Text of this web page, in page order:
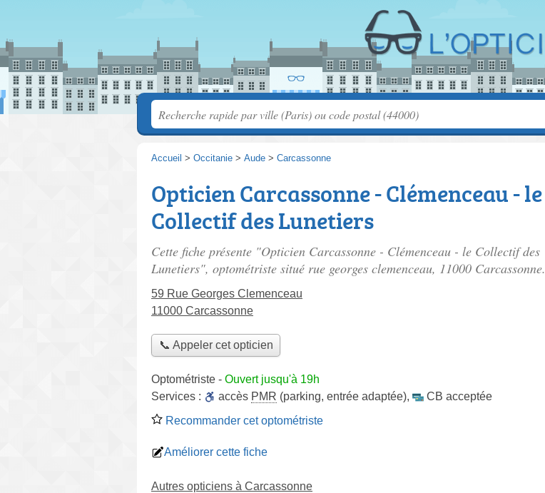
Accueil > Occitanie > Aude > Carcassonne
Opticien Carcassonne - Clémenceau - le
Collectif des Lunetiers
Cette fiche présente "Opticien Carcassonne - Clémenceau - le Collectif des
Lunetiers", optométriste situé rue georges clemenceau, 11000 Carcassonne.
59 Rue Georges Clemenceau
11000 Carcassonne
📞 Appeler cet opticien
Optométriste - Ouvert jusqu'à 19h
Services :
accès PMR (parking, entrée adaptée),
CB acceptée
Recommander cet optométriste
Améliorer cette fiche
Autres opticiens à Carcassonne